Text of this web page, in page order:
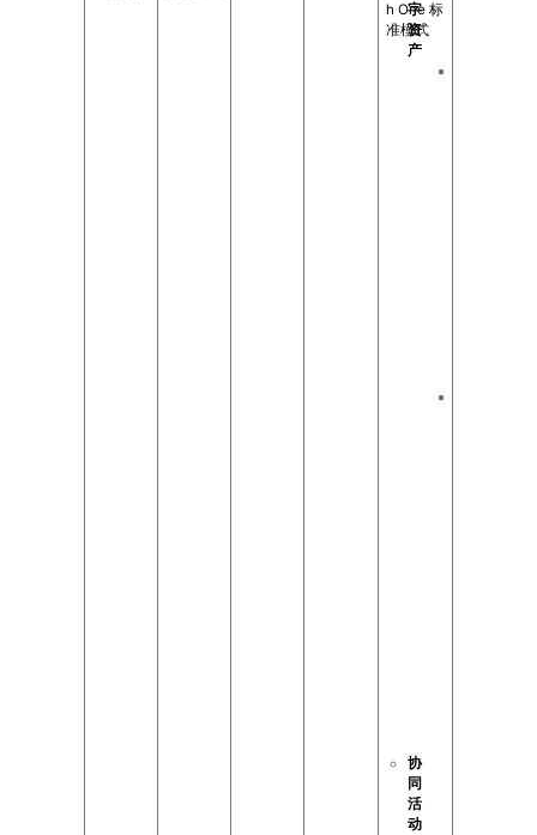
字
资
产
协
同
活
动
h One 标
准模式